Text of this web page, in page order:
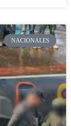
NACIONALES